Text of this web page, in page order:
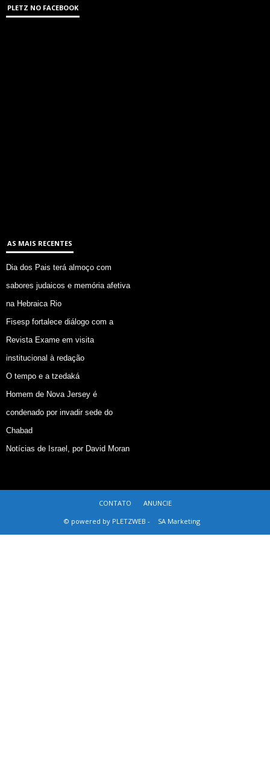
PLETZ NO FACEBOOK
AS MAIS RECENTES
Dia dos Pais terá almoço com
sabores judaicos e memória afetiva
na Hebraica Rio
Fisesp fortalece diálogo com a
Revista Exame em visita
institucional à redação
O tempo e a tzedaká
Homem de Nova Jersey é
condenado por invadir sede do
Chabad
Notícias de Israel, por David Moran
CONTATO
ANUNCIE
© powered by PLETZWEB -
SA Marketing